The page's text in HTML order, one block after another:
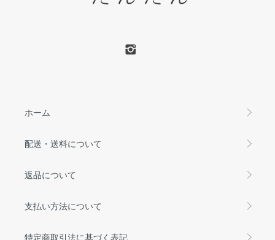
ホーム
配送・送料について
返品について
支払い方法について
特定商取引法に基づく表記